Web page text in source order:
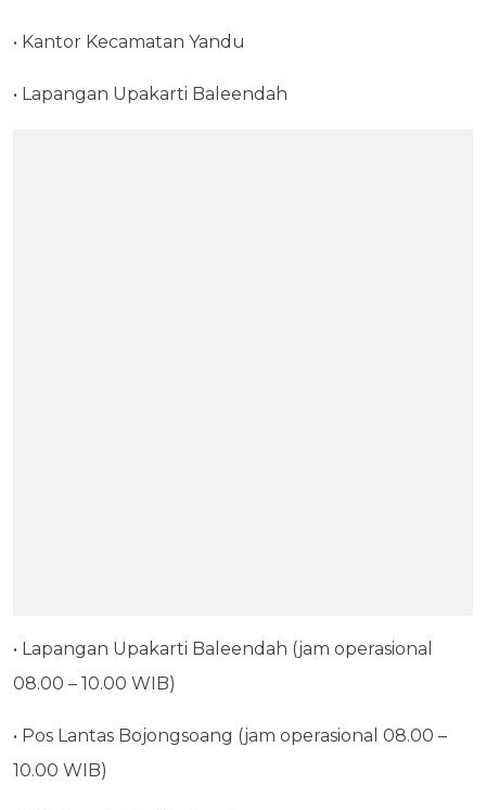
• Kantor Kecamatan Yandu
• Lapangan Upakarti Baleendah
• Lapangan Upakarti Baleendah (jam operasional
08.00 – 10.00 WIB)
• Pos Lantas Bojongsoang (jam operasional 08.00 –
10.00 WIB)